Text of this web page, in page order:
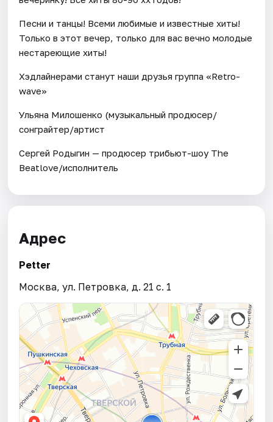
Песни и танцы! Всеми любимые и известные хиты!
Только в этот вечер, только для вас вечно молодые
нестареющие хиты!
Хэдлайнерами станут наши друзья группа «Retro-
wave»
Ульяна Милошенко (музыкальный продюсер/
сонграйтер/артист
Сергей Родыгин — продюсер трибьют-шоу The
Beatlove/исполнитель
Адрес
Petter
Москва, ул. Петровка, д. 21 с. 1